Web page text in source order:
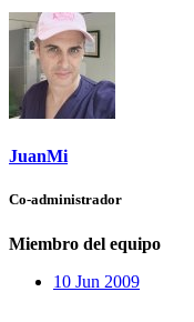
JuanMi
Co-administrador
Miembro del equipo
10 Jun 2009